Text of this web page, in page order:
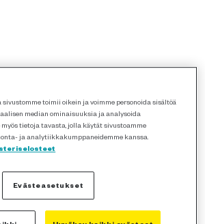
sivustomme toimii oikein ja voimme personoida sisältöä
median ominaisuuksia ja analysoida
tietoja tavasta, jolla käytät sivustoamme
ja analytiikkakumppaneidemme kanssa.
Evästeasetukset